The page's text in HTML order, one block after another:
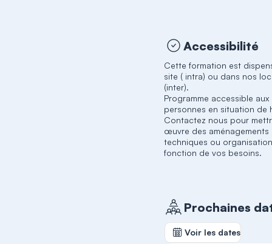
Accessibilité
Cette formation est
site ( intra) ou dans nos
(inter).
Programme accessible aux
personnes en situation de
Contactez nous pour
œuvre des aménagements
techniques ou
fonction de vos besoins.
Prochaines
Voir les dates